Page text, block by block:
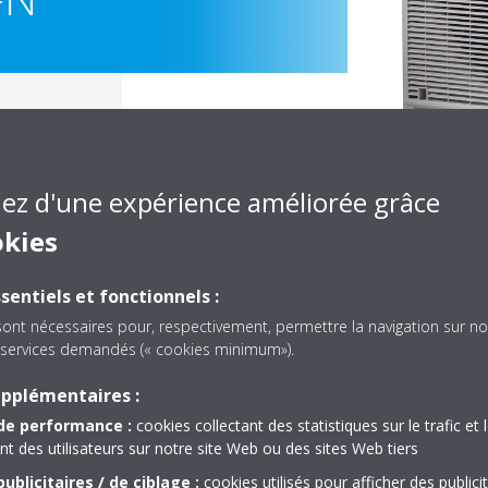
Documentation
nous n'avons pas trouvé de document dans cette
d'une expérience améliorée grâce
et fonctionnels :
nécessaires pour, respectivement, permettre la navigation sur
demandés (« cookies minimum»).
:
performance : cookies collectant des statistiques sur le trafic et
des utilisateurs sur notre site Web ou des sites Web tiers
/ de ciblage : cookies utilisés pour afficher des